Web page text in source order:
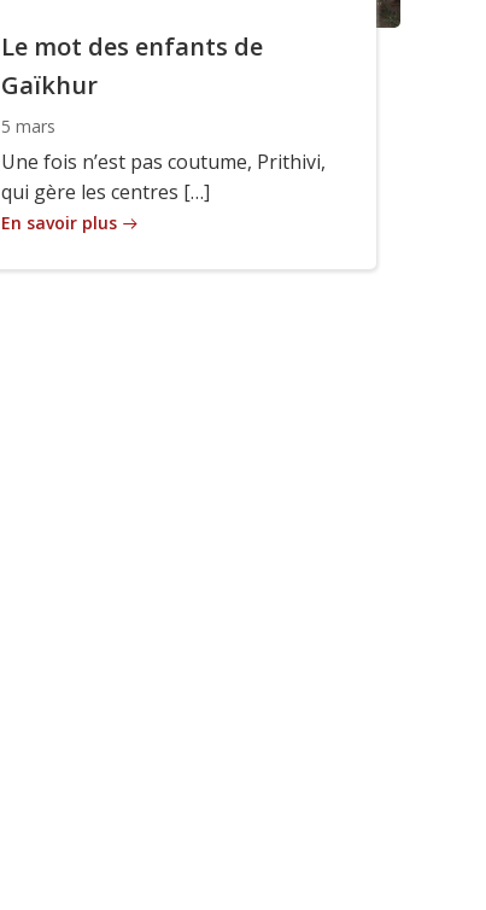
Le mot des enfants de
Gaïkhur
5 mars
Une fois n’est pas coutume, Prithivi,
qui gère les centres […]
En savoir plus